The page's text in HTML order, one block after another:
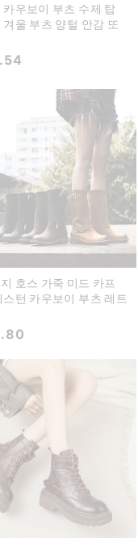
카우보이 부츠 수제 탑
겨울 부츠 양털 안감 또
호스 가죽 미드 카프
스턴 카우보이 부츠 레트